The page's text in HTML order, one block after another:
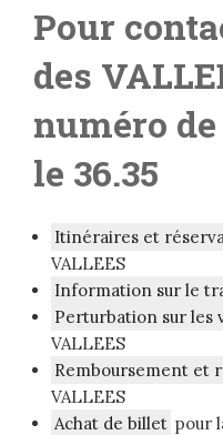
Pour
des
numéro
le 36.35
Itinéraires et
VALLEES
Information sur le
Perturbation sur les
VALLEES
Remboursement et
VALLEES
Achat de billet pour